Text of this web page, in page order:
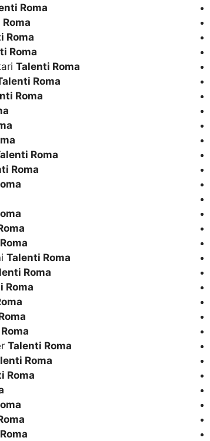
Roma
Roma
Roma
Talenti Roma
Roma
Roma
Roma
Roma
Talenti Roma
Roma
Roma
Talenti Roma
Roma
Roma